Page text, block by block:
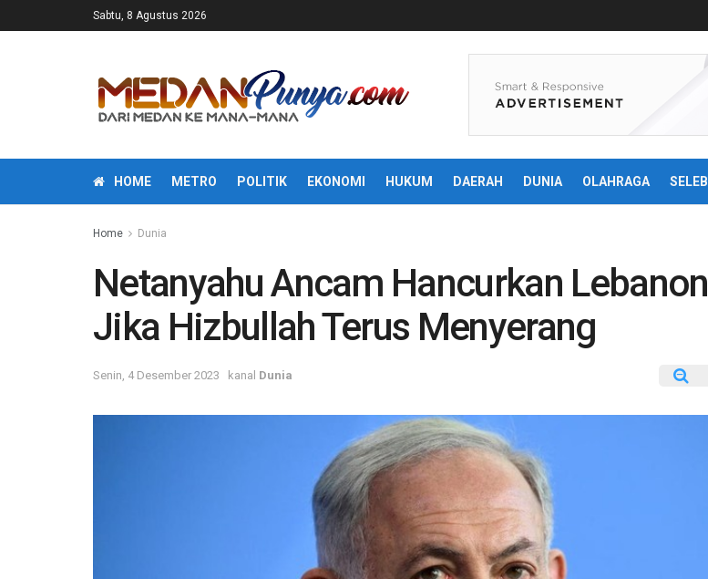
Sabtu, 8 Agustus 2026
HOME METRO POLITIK EKONOMI HUKUM DAERAH DUNIA OLAHRAGA SELEB
Home Dunia
Netanyahu Ancam Hancurkan Lebanon
Jika Hizbullah Terus Menyerang
Senin, 4 Desember 2023 kanal Dunia